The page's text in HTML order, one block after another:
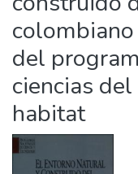
del
ciencias
habitat